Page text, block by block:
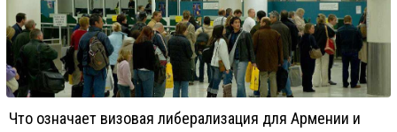
Что означает визовая либерализация для Армении и